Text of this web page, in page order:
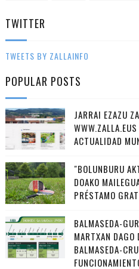
TWITTER
TWEETS BY ZALLAINFO
POPULAR POSTS
JARRAI EZAZU
ACTUALIDAD
"BOLUNBURU
DOAKO
PRÉSTAMO
BALMASEDA-
MARTXAN
BALMASEDA-